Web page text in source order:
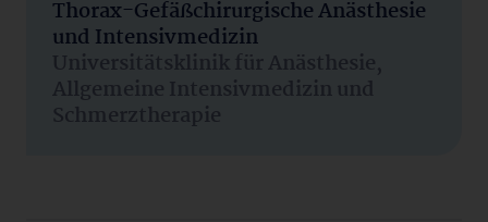
Thorax-Gefäßchirurgische Anästhesie
und Intensivmedizin
Universitätsklinik für Anästhesie,
Allgemeine Intensivmedizin und
Schmerztherapie